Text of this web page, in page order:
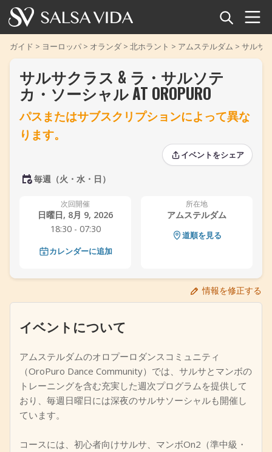
ホーム
イベント
ニュース
記事
TuneTempo
ガイド > ヨーロッパ > オランダ > 北ホラント > アムステルダム > サルサ
›
‹ ›
サルサクラス & ラ・サルソテ
カ・ソーシャル AT OROPURO
パスまたはサブスクリプションによって異な
ります。
イベントをシェア
毎週（火・水・日）
次回開催
日曜日, 8月 9, 2026
18:30 - 07:30
カレンダーに追加
所在地
アムステルダム
道順を見る
情報を修正する
イベントについて
アムステルダムのオロプーロダンスコミュニティ
（OroPuro Dance Community）では、サルサとマンボの
トレーニングを含む充実した週次プログラムを提供して
おり、毎週日曜日には深夜のサルサソーシャルも開催し
ています。
コースには、初心者向けサルサ、マンボOn2（準中級・